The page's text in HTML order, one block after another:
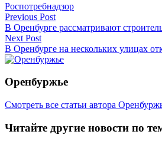
Роспотребнадзор
Навигация
по
записям
Previous Post
В Оренбурге рассматривают
Next Post
В Оренбурге на нескольких улицах
Оренбуржье
Смотреть все статьи автора
Читайте другие новости по